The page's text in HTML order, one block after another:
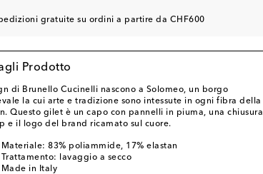
gratuite su ordini a partire da CHF600
Prodotto
di Brunello Cucinelli nascono a Solomeo, un borgo
la cui arte e tradizione sono intessute in ogni fibra della
Questo gilet è un capo con pannelli in piuma, una chiusura
e il logo del brand ricamato sul cuore.
Materiale: 83% poliammide, 17% elastan
Trattamento: lavaggio a secco
Made in Italy